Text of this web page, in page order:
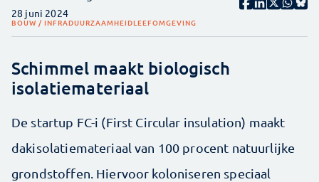
28 juni 2024
BOUW / INFRADUURZAAMHEIDLEEFOMGEVING
Schimmel maakt biologisch
isolatiemateriaal
De startup FC-i (First Circular insulation) maakt
dakisolatiemateriaal van 100 procent natuurlijke
grondstoffen. Hiervoor koloniseren speciaal